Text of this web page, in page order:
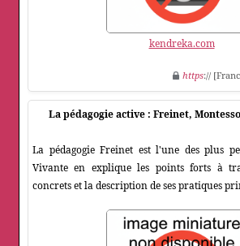
kendreka.com
https://
La pédagogie active : Freinet,
La pédagogie Freinet est l'une des plus
Vivante en explique les points forts à
concrets et la description de ses pratiques